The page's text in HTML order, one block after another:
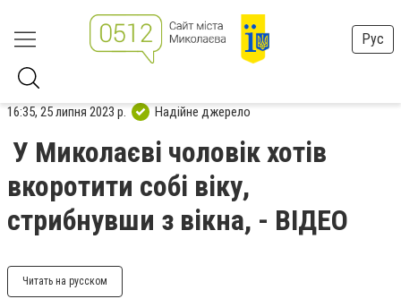
Рус
16:35, 25 липня 2023 р. Надійне джерело
У Миколаєві чоловік хотів
вкоротити собі віку,
стрибнувши з вікна, - ВІДЕО
Читать на русском